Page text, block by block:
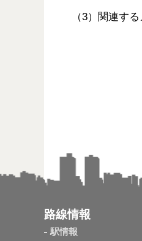
（3）関連す
路線情報
駅情報